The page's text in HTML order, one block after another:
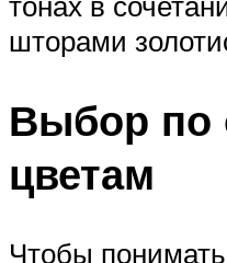
шторами
Выбор по
цветам
Чтобы